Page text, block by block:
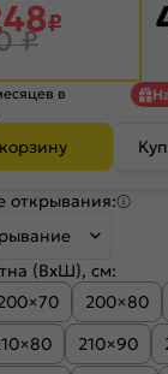
₽
₽
в
открывания:
(ВхШ), см:
200×80
210×90